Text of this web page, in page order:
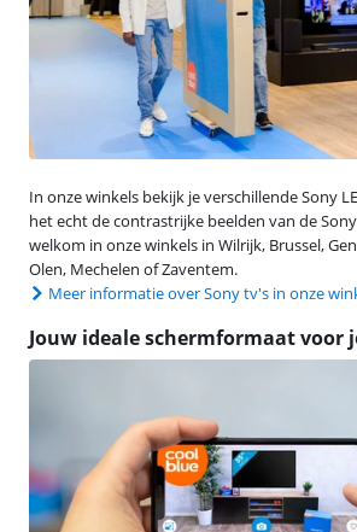
In onze winkels bekijk je verschillende Sony
het echt de contrastrijke beelden van de
welkom in onze winkels in Wilrijk, Brussel,
Olen, Mechelen of Zaventem.
Meer informatie over Sony tv's in onze
Jouw ideale schermformaat voor